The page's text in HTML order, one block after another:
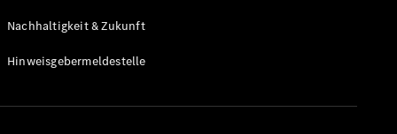
Nachhaltigkeit & Zukunft
Hinweisgebermeldestelle